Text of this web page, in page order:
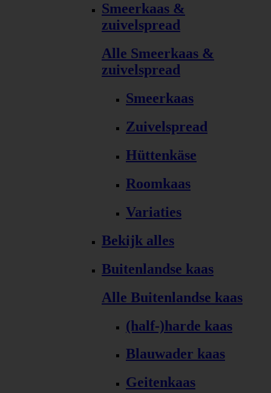
Smeerkaas &
zuivelspread
Alle Smeerkaas &
zuivelspread
Smeerkaas
Zuivelspread
Hüttenkäse
Roomkaas
Variaties
Bekijk alles
Buitenlandse kaas
Alle Buitenlandse kaas
(half-)harde kaas
Blauwader kaas
Geitenkaas